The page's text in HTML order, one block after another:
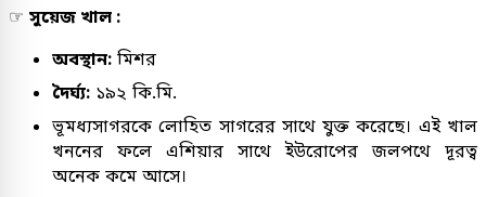
☞ সুয়েজ খাল :
অবস্থান: মিশর
দৈর্ঘ্য: ১৯২ কি.মি.
ভূমধ্যসাগরকে লোহিত সাগরের সাথে যুক্ত করেছে। এই খাল
খননের ফলে এশিয়ার সাথে ইউরোপের জলপথে দূরত্ব
অনেক কমে আসে।